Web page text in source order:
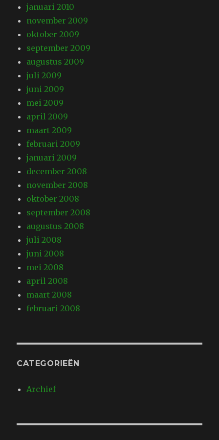
januari 2010
november 2009
oktober 2009
september 2009
augustus 2009
juli 2009
juni 2009
mei 2009
april 2009
maart 2009
februari 2009
januari 2009
december 2008
november 2008
oktober 2008
september 2008
augustus 2008
juli 2008
juni 2008
mei 2008
april 2008
maart 2008
februari 2008
CATEGORIEËN
Archief